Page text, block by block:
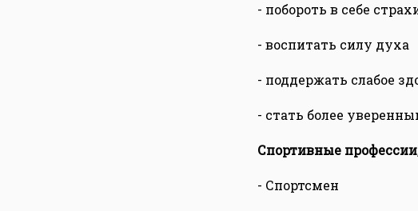
- побороть в себе
- воспитать силу духа
- поддержать слабое
- стать более
Спортивные
- Спортсмен